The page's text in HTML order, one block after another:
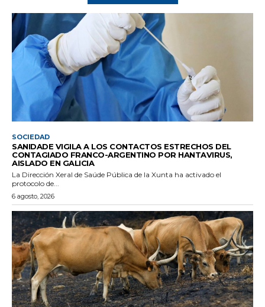
SOCIEDAD
SANIDADE VIGILA A LOS CONTACTOS ESTRECHOS DEL
CONTAGIADO FRANCO-ARGENTINO POR HANTAVIRUS,
AISLADO EN GALICIA
La Dirección Xeral de Saúde Pública de la Xunta ha activado el
protocolo de...
6 agosto, 2026